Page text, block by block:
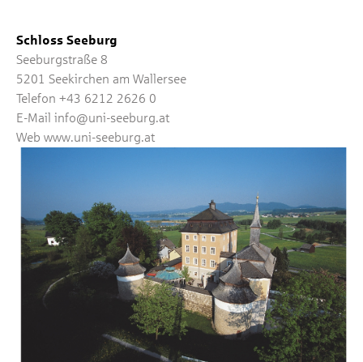
Schloss Seeburg
Seeburgstraße 8
5201 Seekirchen am Wallersee
Telefon +43 6212 2626 0
E-Mail info@uni-seeburg.at
Web www.uni-seeburg.at